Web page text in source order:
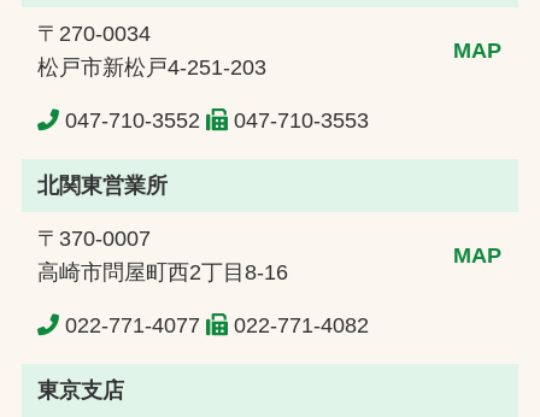
〒270-0034
松戸市新松戸4-251-203
MAP
047-710-3552 047-710-3553
北関東営業所
〒370-0007
高崎市問屋町西2丁目8-16
MAP
022-771-4077 022-771-4082
東京支店